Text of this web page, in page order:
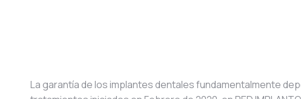
La garantía de los implantes dentales fundamentalmente